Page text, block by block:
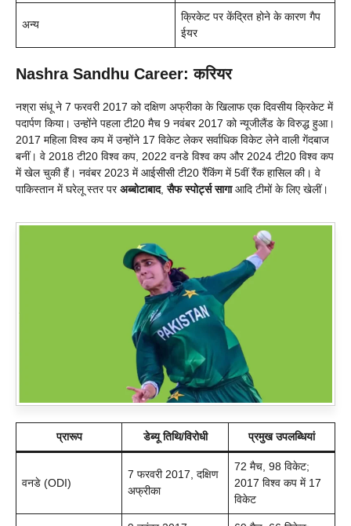
अन्य
क्रिकेट पर केंद्रित होने के कारण गैप
ईयर
Nashra Sandhu Career: करियर
नश्रा संधू ने 7 फरवरी 2017 को दक्षिण अफ्रीका के खिलाफ एक दिवसीय क्रिकेट में
पदार्पण किया। उन्होंने पहला टी20 मैच 9 नवंबर 2017 को न्यूजीलैंड के विरुद्ध हुआ।
2017 महिला विश्व कप में उन्होंने 17 विकेट लेकर सर्वाधिक विकेट लेने वाली गेंदबाज
बनीं। वे 2018 टी20 विश्व कप, 2022 वनडे विश्व कप और 2024 टी20 विश्व कप
में खेल चुकी हैं। नवंबर 2023 में आईसीसी टी20 रैंकिंग में 5वीं रैंक हासिल की। वे
पाकिस्तान में घरेलू स्तर परअब्बोटाबाद,सैफ स्पोर्ट्स सागाआदि टीमों के लिए खेलीं।
प्रारूप डेब्यू तिथि/विरोधी प्रमुख उपलब्धियां
वनडे (ODI)
7 फरवरी 2017, दक्षिण
अफ्रीका
72 मैच, 98 विकेट;
2017 विश्व कप में 17
विकेट